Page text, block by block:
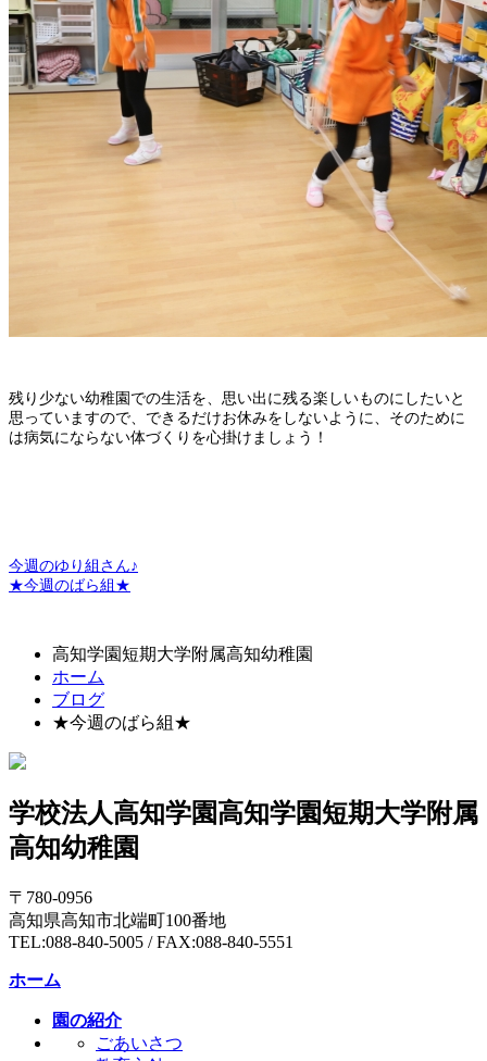
残り少ない幼稚園での生活を、思い出に残る楽しいものにしたいと
思っていますので、できるだけお休みをしないように、そのために
は病気にならない体づくりを心掛けましょう！
今週のゆり組さん♪
★今週のばら組★
高知学園短期大学附属高知幼稚園
ホーム
ブログ
★今週のばら組★
学校法人高知学園高知学園短期大学附属
高知幼稚園
〒780-0956
高知県高知市北端町100番地
TEL:088-840-5005 / FAX:088-840-5551
ホーム
園の紹介
ごあいさつ